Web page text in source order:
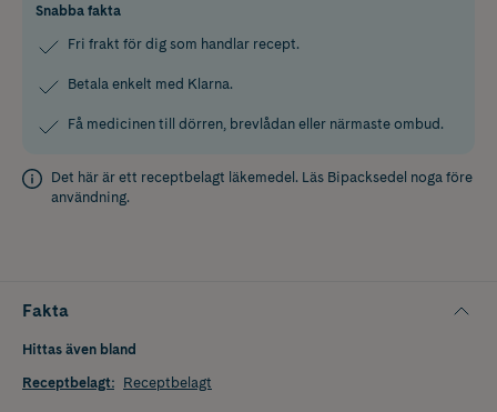
Snabba fakta
Fri frakt för dig som handlar recept.
Betala enkelt med Klarna.
Få medicinen till dörren, brevlådan eller närmaste ombud.
Det här är ett receptbelagt läkemedel. Läs Bipacksedel noga före
användning.
Fakta
Hittas även bland
Receptbelagt: Receptbelagt